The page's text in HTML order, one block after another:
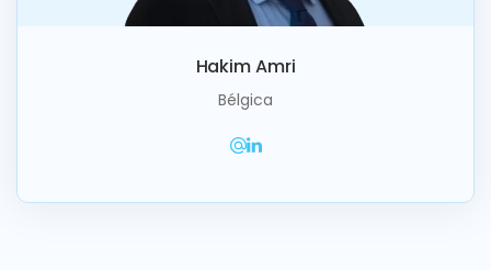
Hakim Amri
Bélgica